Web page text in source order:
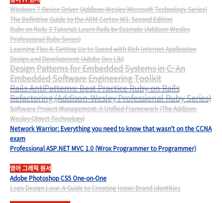
Windows 7 Device Driver (Addison-Wesley Microsoft Technology Series)
The Definitive Guide to the ARM Cortex-M3, Second Edition
Ruby on Rails 3 Tutorial: Learn Rails by Example (Addison-Wesley
Professional Ruby Series)
Learning Flex 4: Getting Up to Speed with Rich Internet Application
Design and Development (Adobe Dev Lib)
Design Patterns for Embedded Systems in C: An
Embedded Software Engineering Toolkit
Rails AntiPatterns: Best Practice Ruby on Rails
Refactoring (Addison-Wesley Professional Ruby Series)
Software Project Management: A Unified Framework (The Addison-
Wesley Object Technology)
Network Warrior: Everything you need to know that wasn't on the CCNA
exam
Professional ASP.NET MVC 1.0 (Wrox Programmer to Programmer)
영어 그래픽 원서
Adobe Photoshop CS5 One-on-One
Logo Design Love: A Guide to Creating Iconic Brand Identities